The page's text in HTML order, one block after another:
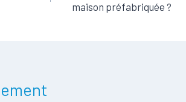
maison préfabriquée ?